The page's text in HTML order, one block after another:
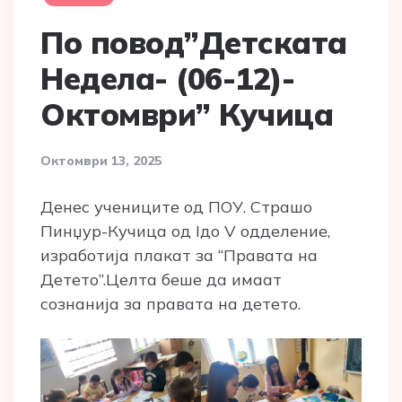
По повод”Детската
Недела- (06-12)-
Октомври” Кучица
Октомври 13, 2025
Денес учениците од ПОУ. Страшо
Пинџур-Кучица од Iдо V одделение,
изработија плакат за “Правата на
Детето”.Целта беше да имаат
сознанија за правата на детето.